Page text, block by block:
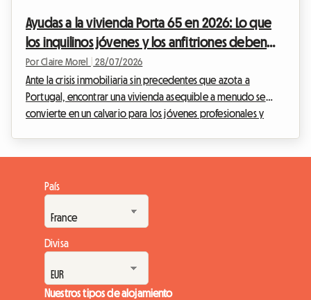
Ayudas a la vivienda Porta 65 en 2026: Lo que
los inquilinos jóvenes y los anfitriones deben
saber en Portugal
Por Claire Morel 28/07/2026
Ante la crisis inmobiliaria sin precedentes que azota a
Portugal, encontrar una vivienda asequible a menudo se
convierte en un calvario para los jóvenes profesionales y
vivienda digna. Es en este contexto tenso donde el
gobierno portugués ha renovado profundamente su
programa estrella de ayuda financiera: el Porta 65 Jovem
País
Divisa
Nuestros tipos de alojamiento